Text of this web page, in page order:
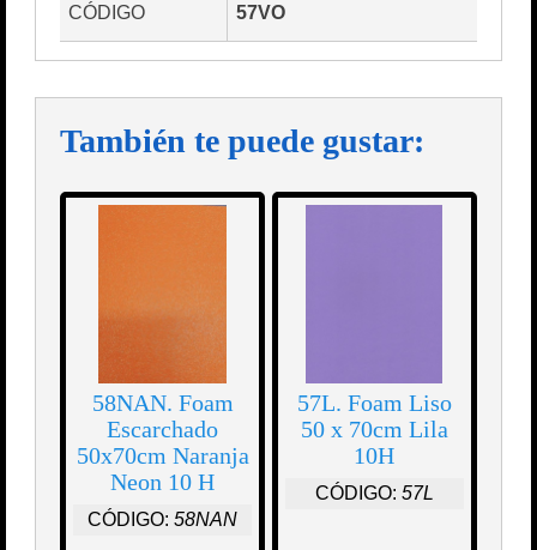
CÓDIGO 57VO
También te puede gustar:
58NAN. Foam
Escarchado
50x70cm Naranja
Neon 10 H
CÓDIGO: 58NAN
57L. Foam Liso
50 x 70cm Lila
10H
CÓDIGO: 57L